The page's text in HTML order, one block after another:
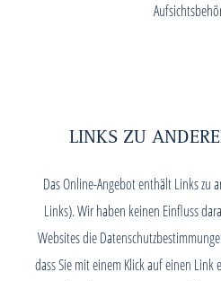
LINKS ZU
Das Online-Angebot enthält Links zu
Links). Wir haben keinen Einfluss
Websites die
dass Sie mit einem Klick auf einen